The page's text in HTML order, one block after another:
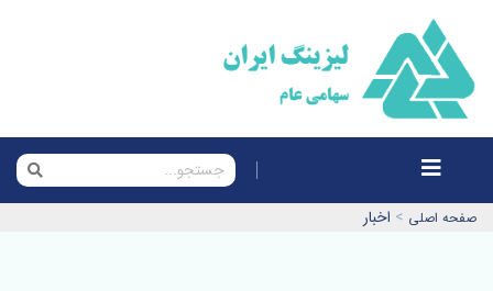
صفحه اصلی > اخبار